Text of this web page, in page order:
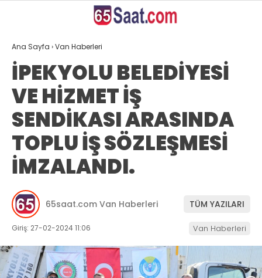
28.5
YAZARLAR
ANASAYFA
VAN
BÖLGE
GÜNDEM
EKONOMİ
SİYASET
SPOR
Ana Sayfa ›Van Haberleri
İPEKYOLU BELEDİYESİ
VE HİZMET İŞ
SENDİKASI ARASINDA
TOPLU İŞ SÖZLEŞMESİ
İMZALANDI.
65saat.com Van Haberleri TÜM YAZILARI
Giriş: 27-02-2024 11:06 Van Haberleri